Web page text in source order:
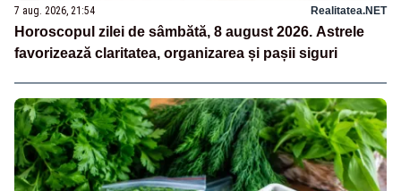
7 aug. 2026, 21:54 Realitatea.NET
Horoscopul zilei de sâmbătă, 8 august 2026. Astrele
favorizează claritatea, organizarea și pașii siguri